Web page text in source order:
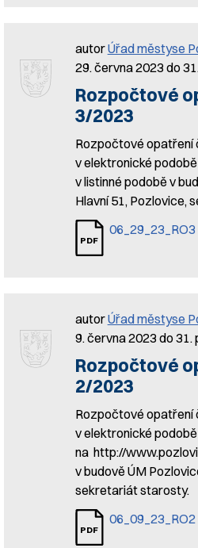
autorÚřad městyse
29. června 2023 do
Rozpočtové
3/2023
Rozpočtové opatření
v elektronické
v listinné podobě v
Hlavní 51, Pozlovice,
06_29_23_RO3
autorÚřad městyse
9. června 2023 do 31.
Rozpočtové
2/2023
Rozpočtové opatření
v elektronické podobě
na http://
v budově ÚM
sekretariát starosty.
06_09_23_RO2